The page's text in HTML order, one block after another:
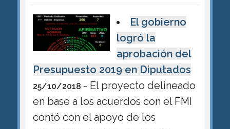
El gobierno
logró la
aprobación del
Presupuesto 2019 en Diputados
25/10/2018 - El proyecto delineado
en base a los acuerdos con el FMI
contó con el apoyo de los